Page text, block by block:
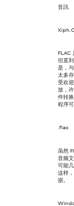
音訊
FLAC
但直
是，
太多
受欢
放，
件转
程序
.flac
虽然
音频
可能
这样
据。